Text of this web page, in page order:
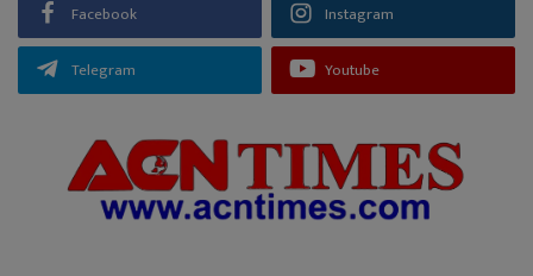
Facebook Instagram
Telegram Youtube